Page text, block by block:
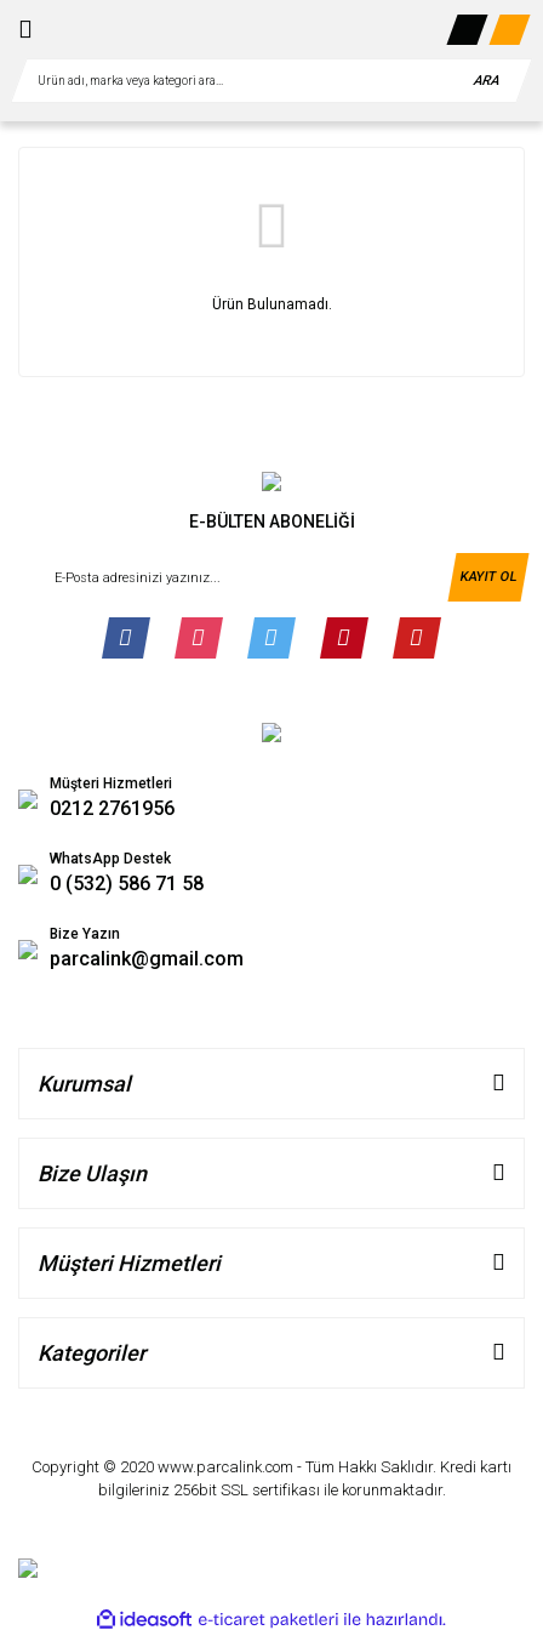
ARA
Ürün Bulunamadı.
E-BÜLTEN ABONELİĞİ
KAYIT OL
Müşteri Hizmetleri
0212 2761956
WhatsApp Destek
0 (532) 586 71 58
Bize Yazın
parcalink@gmail.com
Kurumsal
Bize Ulaşın
Müşteri Hizmetleri
Kategoriler
Copyright © 2020 www.parcalink.com - Tüm Hakkı Saklıdır. Kredi kartı
bilgileriniz 256bit SSL sertifikası ile korunmaktadır.
ideasoft e-